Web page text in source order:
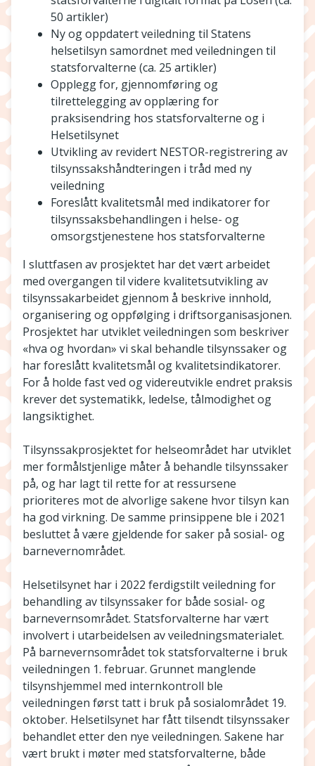
50 artikler)
Ny og oppdatert veiledning til Statens
helsetilsyn samordnet med veiledningen til
statsforvalterne (ca. 25 artikler)
Opplegg for, gjennomføring og
tilrettelegging av opplæring for
praksisendring hos statsforvalterne og i
Helsetilsynet
Utvikling av revidert NESTOR-registrering av
tilsynssakshåndteringen i tråd med ny
veiledning
Foreslått kvalitetsmål med indikatorer for
tilsynssaksbehandlingen i helse- og
omsorgstjenestene hos statsforvalterne
I sluttfasen av prosjektet har det vært arbeidet
med overgangen til videre kvalitetsutvikling av
tilsynssakarbeidet gjennom å beskrive innhold,
organisering og oppfølging i driftsorganisasjonen.
Prosjektet har utviklet veiledningen som beskriver
«hva og hvordan» vi skal behandle tilsynssaker og
har foreslått kvalitetsmål og kvalitetsindikatorer.
For å holde fast ved og videreutvikle endret praksis
krever det systematikk, ledelse, tålmodighet og
langsiktighet.
Tilsynssakprosjektet for helseområdet har utviklet
mer formålstjenlige måter å behandle tilsynssaker
på, og har lagt til rette for at ressursene
prioriteres mot de alvorlige sakene hvor tilsyn kan
ha god virkning. De samme prinsippene ble i 2021
besluttet å være gjeldende for saker på sosial- og
barnevernområdet.
Helsetilsynet har i 2022 ferdigstilt veiledning for
behandling av tilsynssaker for både sosial- og
barnevernsområdet. Statsforvalterne har vært
involvert i utarbeidelsen av veiledningsmaterialet.
På barnevernsområdet tok statsforvalterne i bruk
veiledningen 1. februar. Grunnet manglende
tilsynshjemmel med internkontroll ble
veiledningen først tatt i bruk på sosialområdet 19.
oktober. Helsetilsynet har fått tilsendt tilsynssaker
behandlet etter den nye veiledningen. Sakene har
vært brukt i møter med statsforvalterne, både